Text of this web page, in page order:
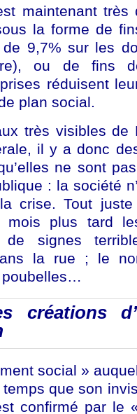
maintenant très
la forme de
9,7% sur les
ou de fins
réduisent
plan social.
très visibles de
il y a donc
ne sont
: la société
crise. Tout juste
mois plus tard
de signes
la rue ; le
poubelles…
créations
social »
que son
confirmé par le